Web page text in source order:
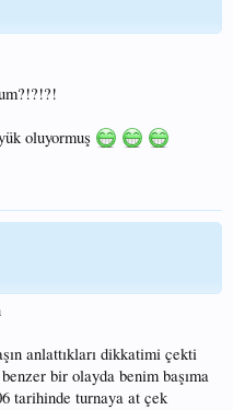
oluyormuş
anlattıkları dikkatimi çekti
bir olayda benim başıma
tarihinde turnaya at çek